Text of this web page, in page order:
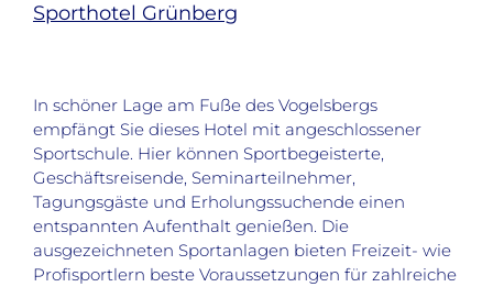
Sporthotel Grünberg
In schöner Lage am Fuße des Vogelsbergs
empfängt Sie dieses Hotel mit angeschlossener
Sportschule. Hier können Sportbegeisterte,
Geschäftsreisende, Seminarteilnehmer,
Tagungsgäste und Erholungssuchende einen
entspannten Aufenthalt genießen. Die
ausgezeichneten Sportanlagen bieten Freizeit- wie
Profisportlern beste Voraussetzungen für zahlreiche